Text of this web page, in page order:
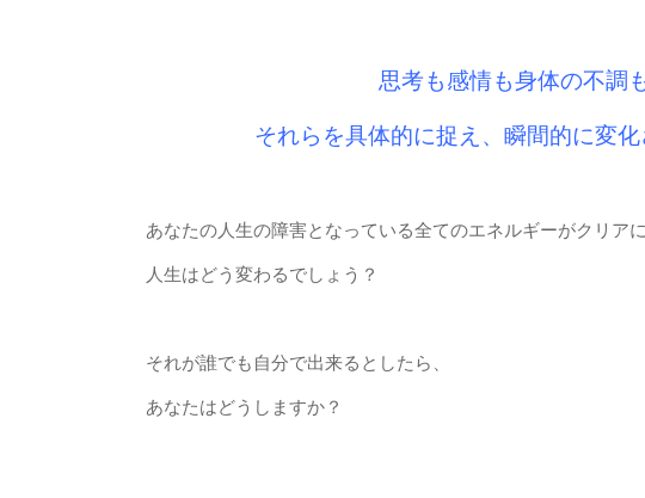
思考も感情も身体の不調
それらを具体的に捉え、瞬間的に変
あなたの人生の障害となっている全てのエネルギーがクリア
人生はどう変わるでしょう？
それが誰でも自分で出来るとしたら、
あなたはどうしますか？